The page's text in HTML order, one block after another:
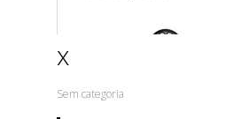
x
Sem categoria